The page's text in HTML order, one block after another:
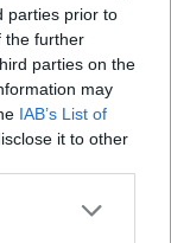
parties prior to
the further
parties on the
may
IAB’s List of
it to other
more Google
ο
του για
την